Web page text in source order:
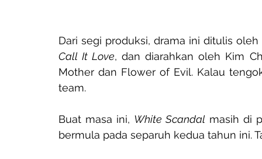
Call It Love, dan diarahkan oleh Kim
Mother dan Flower of Evil. Kalau
team.
Buat masa ini, White Scandal masih di
bermula pada separuh kedua tahun ini.